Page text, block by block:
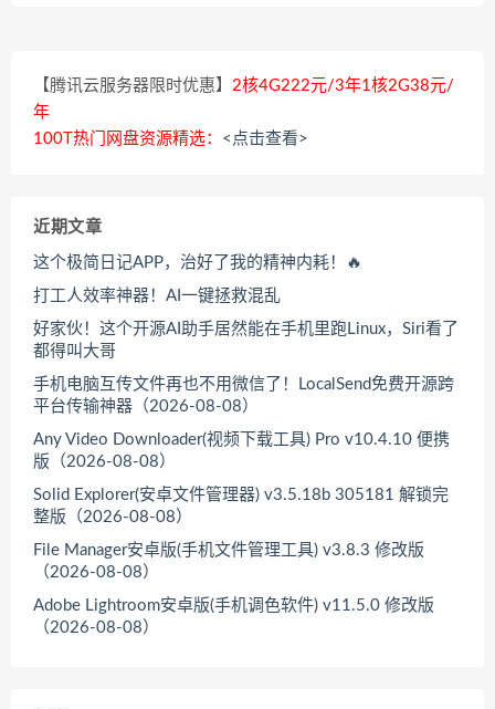
【腾讯云服务器限时优惠】 2核4G222元/3年1核2G38元/
年
100T热门网盘资源精选： <点击查看>
近期文章
这个极简日记APP，治好了我的精神内耗！🔥
打工人效率神器！AI一键拯救混乱
好家伙！这个开源AI助手居然能在手机里跑Linux，Siri看了
都得叫大哥
手机电脑互传文件再也不用微信了！LocalSend免费开源跨
平台传输神器（2026-08-08）
Any Video Downloader(视频下载工具) Pro v10.4.10 便携
版（2026-08-08）
Solid Explorer(安卓文件管理器) v3.5.18b 305181 解锁完
整版（2026-08-08）
File Manager安卓版(手机文件管理工具) v3.8.3 修改版
（2026-08-08）
Adobe Lightroom安卓版(手机调色软件) v11.5.0 修改版
（2026-08-08）